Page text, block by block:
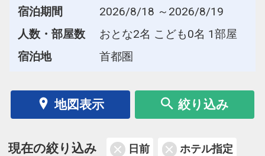
宿泊期間
2026/8/18 ～2026/8/19
人数・部屋数
おとな2名 こども0名 1部屋
宿泊地
首都圏
地図表示 絞り込み
現在の絞り込み 日前 ホテル指定